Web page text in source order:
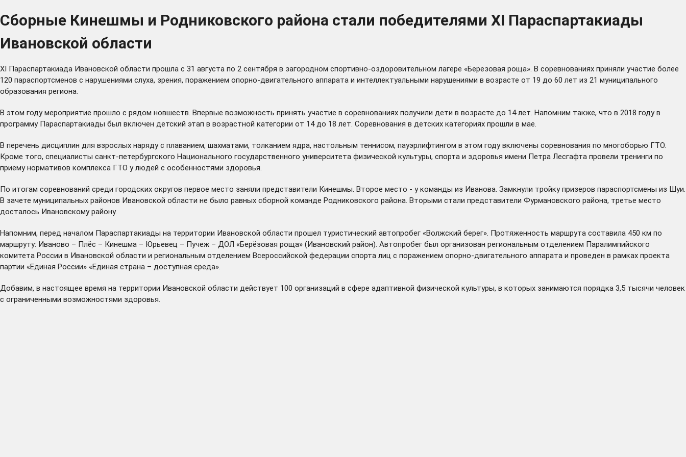
Сборные Кинешмы и Родниковского района стали победителями XI Параспартакиады
Ивановской области
XI Параспартакиада Ивановской области прошла с 31 августа по 2 сентября в загородном спортивно-оздоровительном лагере «Березовая роща». В соревнованиях приняли участие более
120 параспортсменов с нарушениями слуха, зрения, поражением опорно-двигательного аппарата и интеллектуальными нарушениями в возрасте от 19 до 60 лет из 21 муниципального
образования региона.
В этом году мероприятие прошло с рядом новшеств. Впервые возможность принять участие в соревнованиях получили дети в возрасте до 14 лет. Напомним также, что в 2018 году в
программу Параспартакиады был включен детский этап в возрастной категории от 14 до 18 лет. Соревнования в детских категориях прошли в мае.
В перечень дисциплин для взрослых наряду с плаванием, шахматами, толканием ядра, настольным теннисом, пауэрлифтингом в этом году включены соревнования по многоборью ГТО.
Кроме того, специалисты санкт-петербургского Национального государственного университета физической культуры, спорта и здоровья имени Петра Лесгафта провели тренинги по
приему нормативов комплекса ГТО у людей с особенностями здоровья.
По итогам соревнований среди городских округов первое место заняли представители Кинешмы. Второе место - у команды из Иванова. Замкнули тройку призеров параспортсмены из Шуи.
В зачете муниципальных районов Ивановской области не было равных сборной команде Родниковского района. Вторыми стали представители Фурмановского района, третье место
досталось Ивановскому району.
Напомним, перед началом Параспартакиады на территории Ивановской области прошел туристический автопробег «Волжский берег». Протяженность маршрута составила 450 км по
маршруту: Иваново – Плёс – Кинешма – Юрьевец – Пучеж – ДОЛ «Берёзовая роща» (Ивановский район). Автопробег был организован региональным отделением Паралимпийского
комитета России в Ивановской области и региональным отделением Всероссийской федерации спорта лиц с поражением опорно-двигательного аппарата и проведен в рамках проекта
партии «Единая России» «Единая страна – доступная среда».
Добавим, в настоящее время на территории Ивановской области действует 100 организаций в сфере адаптивной физической культуры, в которых занимаются порядка 3,5 тысячи человек
с ограниченными возможностями здоровья.